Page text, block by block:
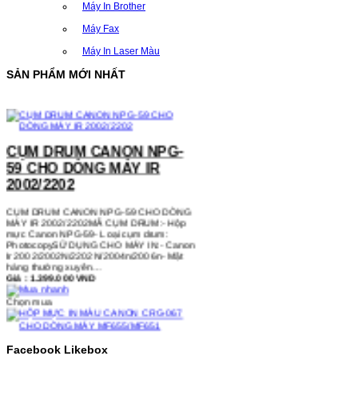
Máy In Brother
Máy Fax
Máy In Laser Màu
SẢN PHẨM MỚI NHẤT
CỤM DRUM CANON NPG-
59 CHO DÒNG MÁY IR
2002/2202
CỤM DRUM CANON NPG-59 CHO DÒNG
mực Canon NPG-59- Loại cụm drum:
PhotocopySỬ DỤNG CHO MÁY IN:- Canon
Ir 2002/2002N/2202N/2004n/2006n- Mặt
hàng thường xuyên…
Giá : 1.399.000 VND
Chọn mua
HỘP MỰC IN MÀU CANON
MF655/MF651
Facebook Likebox